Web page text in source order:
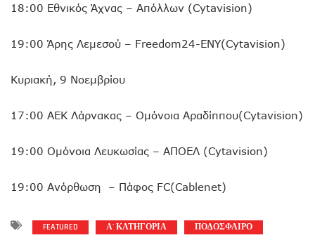
18:00 Εθνικός Άχνας – Απόλλων (Cytavision)
19:00 Άρης Λεμεσού – Freedom24-ΕΝΥ(Cytavision)
Κυριακή, 9 Νοεμβρίου
17:00 ΑΕΚ Λάρνακας – Ομόνοια Αραδίππου(Cytavision)
19:00 Ομόνοια Λευκωσίας – ΑΠΟΕΛ (Cytavision)
19:00 Ανόρθωση – Πάφος FC(Cablenet)
FEATURED Α' ΚΑΤΗΓΟΡΙΑ ΠΟΔΟΣΦΑΙΡΟ